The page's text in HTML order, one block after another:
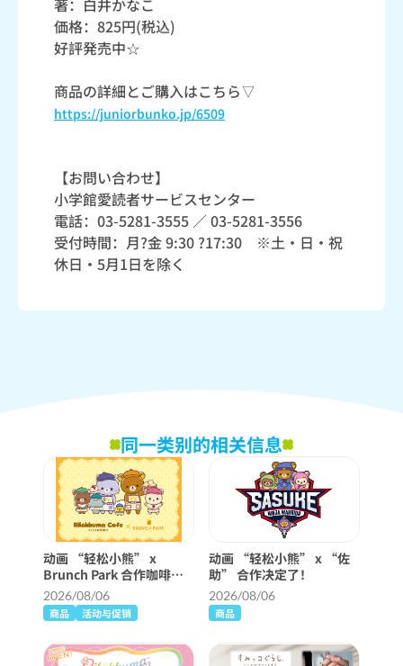
著：白井かなこ
価格：825円(税込)
好評発売中☆
商品の詳細とご購入はこちら▽
https://juniorbunko.jp/6509
【お問い合わせ】
小学館愛読者サービスセンター
電話：03-5281-3555 ／ 03-5281-3556
受付時間：月?金 9:30 ?17:30 ※土・日・祝
休日・5月1日を除く
同一类别的相关信息
动画 “轻松小熊” x
Brunch Park 合作咖啡厅
将举行！
2026/08/06
商品 活动与促销
动画 “轻松小熊” x “佐
助” 合作决定了！
2026/08/06
商品